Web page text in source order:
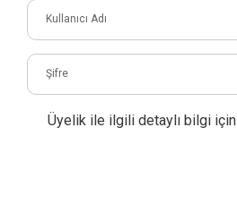
Üyelik ile ilgili detaylı bilgi için